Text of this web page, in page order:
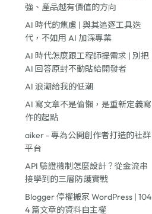
強、產品越有價值的方向
AI 時代的焦慮 | 與其追逐工具迭
代，不如用 AI 加深專業
AI 時代怎麼跟工程師提需求 | 別把
AI 回答原封不動貼給開發者
AI 浪潮給我的低潮
AI 寫文章不是偷懶，是重新定義寫
作的起點
aiker - 專為公開創作者打造的社群
平台
API 驗證機制怎麼設計？從金流串
接學到的三層防護實戰
Blogger 停權搬家 WordPress | 104
4 篇文章的資料自主權